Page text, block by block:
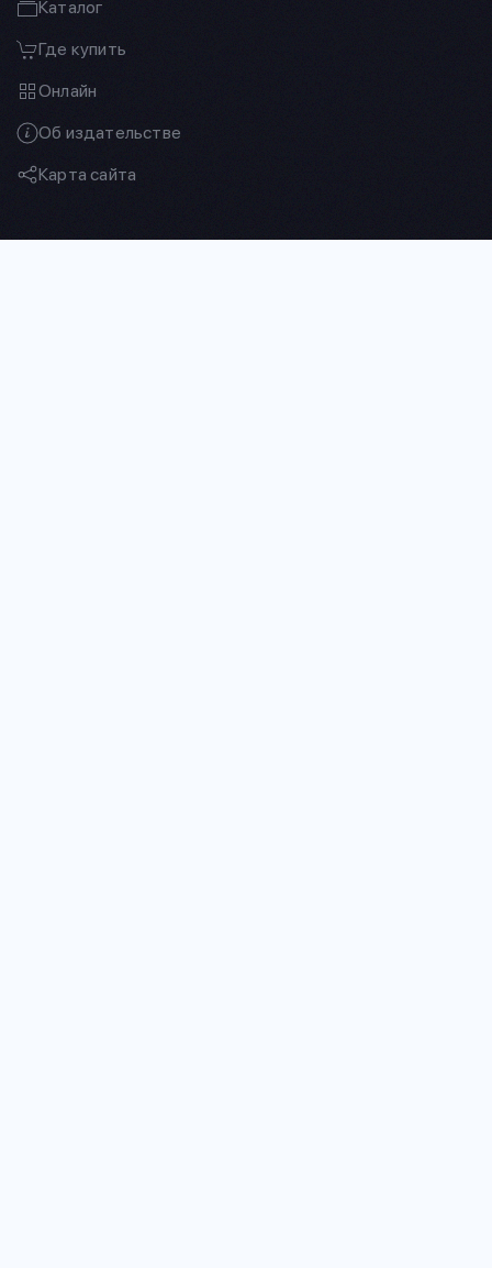
Каталог
Где купить
Онлайн
Об издательстве
Карта сайта